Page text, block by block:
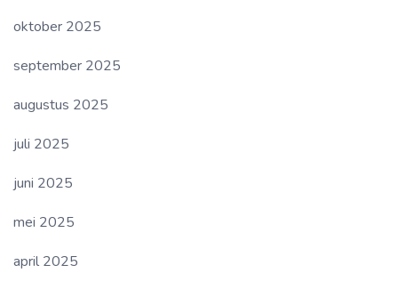
oktober 2025
september 2025
augustus 2025
juli 2025
juni 2025
mei 2025
april 2025